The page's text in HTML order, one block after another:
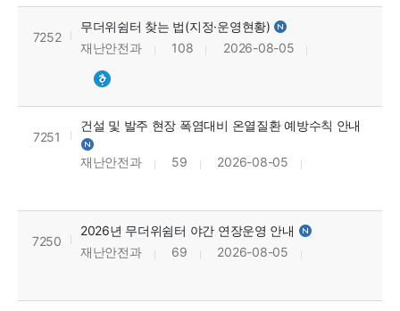
7252
무더위쉼터 찾는 법(지정·운영현황)
재난안전과
108 2026-08-05
7251
건설 및 발주 현장 폭염대비 온열질환 예방수칙 안내
재난안전과 59 2026-08-05
7250
2026년 무더위쉼터 야간 연장운영 안내
재난안전과
69 2026-08-05